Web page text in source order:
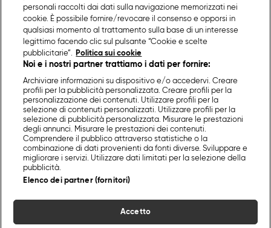
personali raccolti dai dati sulla navigazione memorizzati nei
cookie. È possibile fornire/revocare il consenso e opporsi in
qualsiasi momento al trattamento sulla base di un interesse
legittimo facendo clic sul pulsante “Cookie e scelte
pubblicitarie”.
Politica sui cookie
Noi e i nostri partner trattiamo i dati per fornire:
Archiviare informazioni su dispositivo e/o accedervi. Creare
profili per la pubblicità personalizzata. Creare profili per la
personalizzazione dei contenuti. Utilizzare profili per la
selezione di contenuti personalizzati. Utilizzare profili per la
selezione di pubblicità personalizzata. Misurare le prestazioni
degli annunci. Misurare le prestazioni dei contenuti.
Comprendere il pubblico attraverso statistiche o la
combinazione di dati provenienti da fonti diverse. Sviluppare e
migliorare i servizi. Utilizzare dati limitati per la selezione della
pubblicità.
Elenco dei partner (fornitori)
Accetto